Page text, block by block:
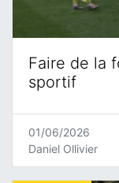
Faire de la
sportif
01/06/2026
Daniel Ollivier